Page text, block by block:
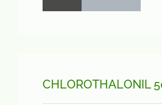
CHLOROTHALONIL